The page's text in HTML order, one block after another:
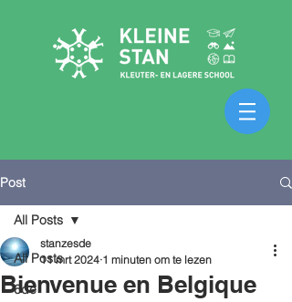
Post
All Posts
6de
All Posts
Bienvenue en Belgique
stanzesde
11 mrt 2024 1 minuten om te lezen